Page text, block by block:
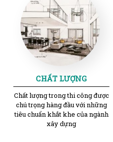
CHẤT LƯỢNG
Chất lượng trong thi công được
chú trọng hàng đầu với những
tiêu chuẩn khắt khe của ngành
xây dựng